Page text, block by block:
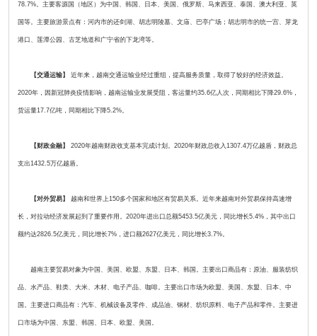
78.7%。主要客源国（地区）为中国、韩国、日本、美国、俄罗斯、马来西亚、泰国、澳大利亚、英
国等。主要旅游景点有：河内市的还剑湖、胡志明陵墓、文庙、巴亭广场；胡志明市的统一宫、芽龙
港口、莲潭公园、古芝地道和广宁省的下龙湾等。
【交通运输】 近年来，越南交通运输业经过重组，提高服务质量，取得了较好的经济效益。
2020年，因新冠肺炎疫情影响，越南运输业发展受阻，客运量约35.6亿人次，同期相比下降29.6%，
货运量17.7亿吨，同期相比下降5.2%。
【财政金融】 2020年越南财政收支基本完成计划。2020年财政总收入1307.4万亿越盾，财政总
支出1432.5万亿越盾。
【对外贸易】 越南和世界上150多个国家和地区有贸易关系。近年来越南对外贸易保持高速增
长，对拉动经济发展起到了重要作用。2020年进出口总额5453.5亿美元，同比增长5.4%，其中出口
额约达2826.5亿美元，同比增长7%，进口额2627亿美元，同比增长3.7%。
越南主要贸易对象为中国、美国、欧盟、东盟、日本、韩国。主要出口商品有：原油、服装纺织
品、水产品、鞋类、大米、木材、电子产品、咖啡。主要出口市场为欧盟、美国、东盟、日本、中
国。主要进口商品有：汽车、机械设备及零件、成品油、钢材、纺织原料、电子产品和零件。主要进
口市场为中国、东盟、韩国、日本、欧盟、美国。